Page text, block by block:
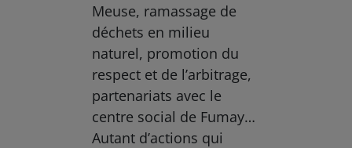
Meuse, ramassage de
déchets en milieu
naturel, promotion du
respect et de l’arbitrage,
partenariats avec le
centre social de Fumay…
Autant d’actions qui